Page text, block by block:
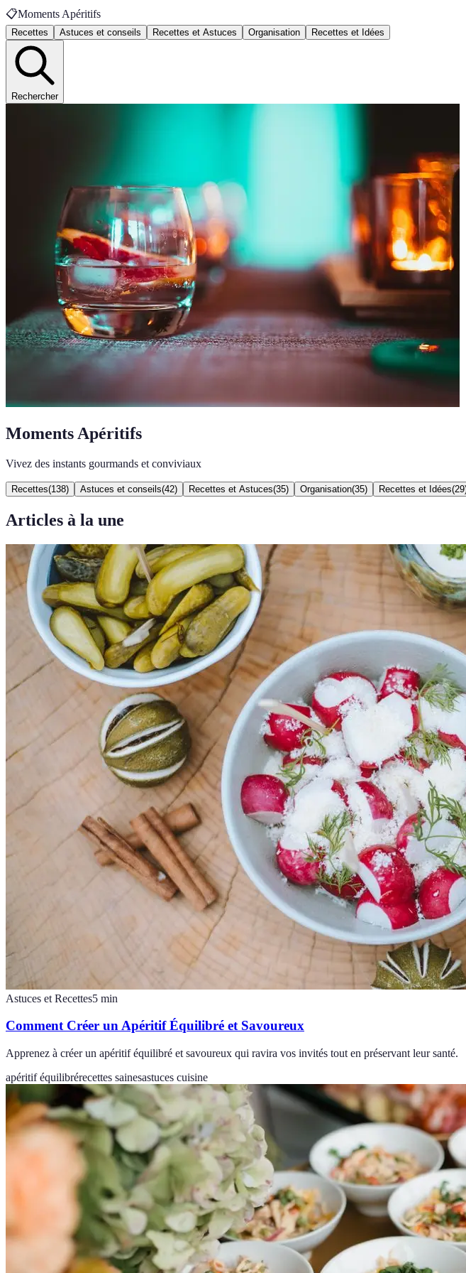
📋Moments Apéritifs
Recettes Astuces et conseils Recettes et Astuces Organisation Recettes et Idées
Rechercher
Moments Apéritifs
Vivez des instants gourmands et conviviaux
Recettes(138) Astuces et conseils(42) Recettes et Astuces(35) Organisation(35) Recettes et Idées(29
Articles à la une
Astuces et Recettes5 min
Comment Créer un Apéritif Équilibré et Savoureux
Apprenez à créer un apéritif équilibré et savoureux qui ravira vos invités tout en préservant leur santé.
apéritif équilibrérecettes sainesastuces cuisine